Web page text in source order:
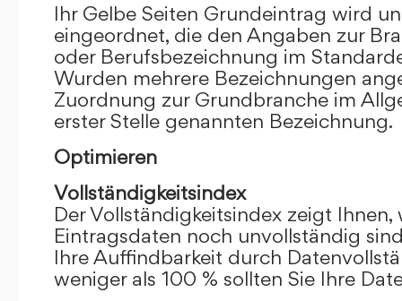
Ihr Gelbe Seiten Grundeintrag wird
eingeordnet, die den Angaben zur
oder Berufsbezeichnung im
Wurden mehrere Bezeichnungen
Zuordnung zur Grundbranche im
erster Stelle genannten Bezeichnung.
Optimieren
Vollständigkeitsindex
Der Vollständigkeitsindex zeigt
Eintragsdaten noch unvollständig
Ihre Auffindbarkeit durch
weniger als 100 % sollten Sie Ihre